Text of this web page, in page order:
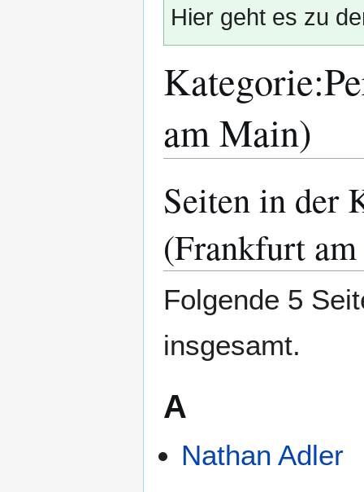
Hier geht es zu
Kategorie:
am Main)
Navigation
Suche
Seiten in der
(Frankfurt
Folgende 5
insgesamt.
A
Nathan Adler